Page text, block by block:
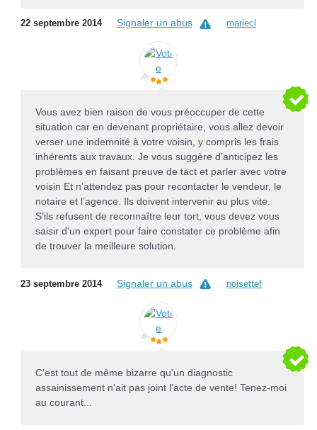
22 septembre 2014 Signaler un abus mariecl
Vous avez bien raison de vous préoccuper de cette
situation car en devenant propriétaire, vous allez devoir
verser une indemnité à votre voisin, y compris les frais
inhérents aux travaux. Je vous suggère d’anticipez les
problèmes en faisant preuve de tact et parler avec votre
voisin Et n’attendez pas pour recontacter le vendeur, le
notaire et l’agence. Ils doivent intervenir au plus vite.
S’ils refusent de reconnaître leur tort, vous devez vous
saisir d'un expert pour faire constater ce problème afin
de trouver la meilleure solution.
23 septembre 2014 Signaler un abus noisettef
C'est tout de même bizarre qu'un diagnostic
assainissement n'ait pas joint l'acte de vente! Tenez-moi
au courant...